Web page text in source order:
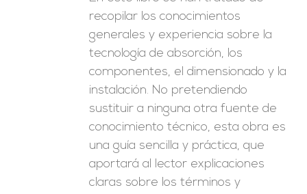
recopilar los conocimientos
generales y experiencia sobre la
tecnología de absorción, los
componentes, el dimensionado y la
instalación. No pretendiendo
sustituir a ninguna otra fuente de
conocimiento técnico, esta obra es
una guía sencilla y práctica, que
aportará al lector explicaciones
claras sobre los términos y